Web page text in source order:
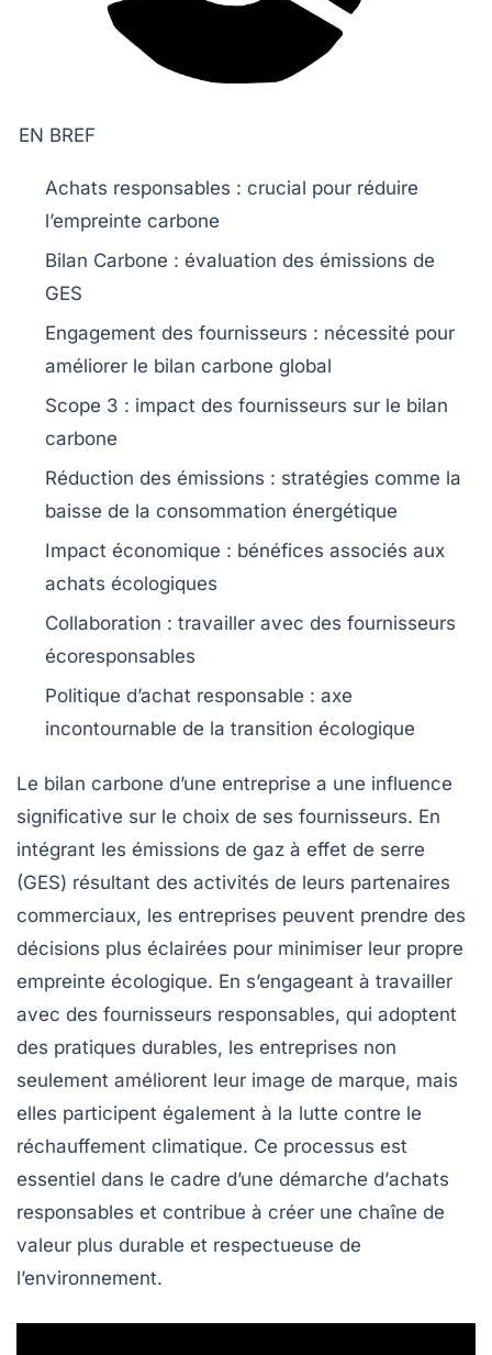
EN BREF
Achats responsables : crucial pour réduire
l’empreinte carbone
Bilan Carbone : évaluation des émissions de
GES
Engagement des fournisseurs : nécessité pour
améliorer le bilan carbone global
Scope 3 : impact des fournisseurs sur le bilan
carbone
Réduction des émissions : stratégies comme la
baisse de la consommation énergétique
Impact économique : bénéfices associés aux
achats écologiques
Collaboration : travailler avec des fournisseurs
écoresponsables
Politique d’achat responsable : axe
incontournable de la transition écologique
Le bilan carbone d’une entreprise a une influence
significative sur le choix de ses fournisseurs. En
intégrant les émissions de gaz à effet de serre
(GES) résultant des activités de leurs partenaires
commerciaux, les entreprises peuvent prendre des
décisions plus éclairées pour minimiser leur propre
empreinte écologique. En s’engageant à travailler
avec des fournisseurs responsables, qui adoptent
des pratiques durables, les entreprises non
seulement améliorent leur image de marque, mais
elles participent également à la lutte contre le
réchauffement climatique. Ce processus est
essentiel dans le cadre d’une démarche d’achats
responsables et contribue à créer une chaîne de
valeur plus durable et respectueuse de
l’environnement.